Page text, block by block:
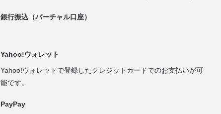
銀行振込（バーチャル口座）
Yahoo!ウォレット
Yahoo!ウォレットで登録したクレジットカードでのお支払いが可
能です。
PayPay